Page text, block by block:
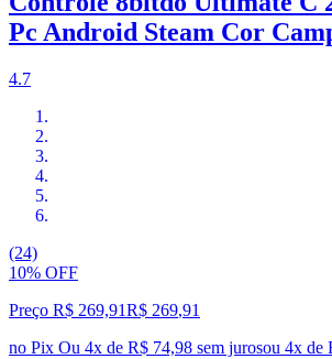
Pc Android Steam Cor
4.7
(24)
10% OFF
Preço R$ 269,91R$ 269,91
no Pix Ou 4x de R$ 74,98 sem jurosou 4x de